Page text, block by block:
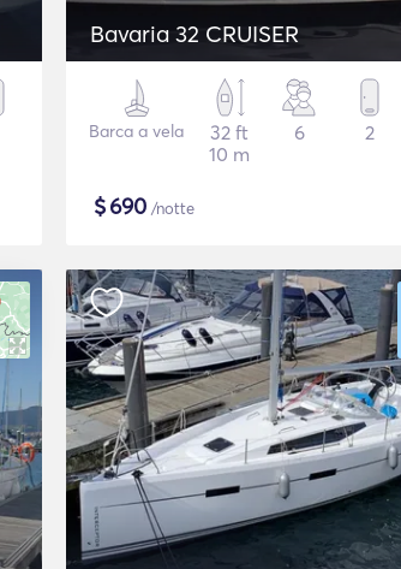
Bavaria 32 CRUISER
Barca a vela
32 ft
10 m
6 2
$690 /notte